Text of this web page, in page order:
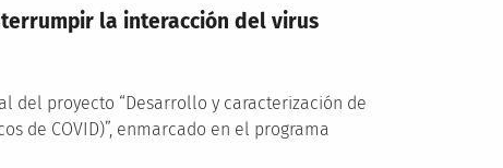
la interacción del virus
del proyecto “Desarrollo y caracterización de
de COVID)”, enmarcado en el programa